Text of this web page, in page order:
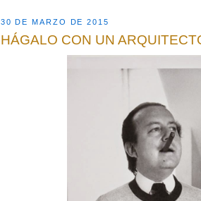
30 DE MARZO DE 2015
HÁGALO CON UN